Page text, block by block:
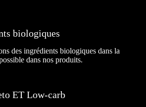
biologiques
des ingrédients biologiques dans la
dans nos produits.
ET Low-carb